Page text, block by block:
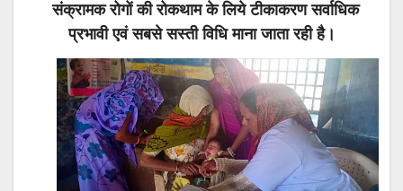
c
b
o
o
k
a
s
A
p
p
a
e
संक्रामक रोगों की रोकथाम के लिये टीकाकरण सर्वाधिक
प्रभावी एवं सबसे सस्ती विधि माना जाता रही है।